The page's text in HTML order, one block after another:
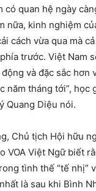
có quan hệ ngày
nữa, kinh nghiệm
cách vừa qua mà
trước. Việt Nam
và đặc sắc hơn
năm tháng tới”, học
Quang Diệu nói.
Chủ tịch Hội hữu
VOA Việt Ngữ biết
tình thế “tế nhị”
là sau khi Bình